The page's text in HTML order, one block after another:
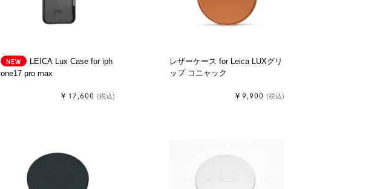
NEW
LEICA Lux Case for iph
one17 pro max
￥17,600 (税込)
レザーケース for Leica LUXグリ
ップ コニャック
￥9,900 (税込)